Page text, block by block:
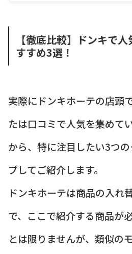
【徹底比較】ドンキで
すすめ3選！
実際にドンキホーテの店頭
たは口コミで人気を集めて
から、特に注目したい3つ
プしてご紹介します。
ドンキホーテは商品の入れ
で、ここで紹介する商品が
とは限りませんが、類似の